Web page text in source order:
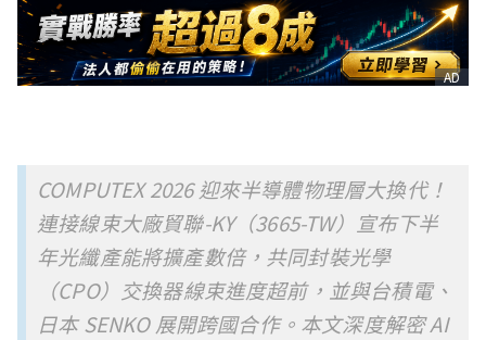
AD
COMPUTEX 2026 迎來半導體物理層大換代！
連接線束大廠貿聯-KY（3665-TW）宣布下半
年光纖產能將擴產數倍，共同封裝光學
（CPO）交換器線束進度超前，並與台積電、
日本 SENKO 展開跨國合作。本文深度解密 AI